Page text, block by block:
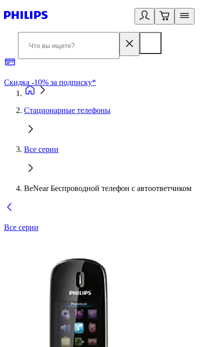
Скидка -10% за подписку*
Стационарные телефоны
Все серии
BeNear Беспроводной телефон с автоответчиком
Все серии